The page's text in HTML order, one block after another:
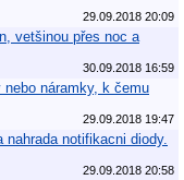
29.09.2018 20:09
vetšinou přes noc a
30.09.2018 16:59
náramky, k čemu
29.09.2018 19:47
notifikacni diody.
29.09.2018 20:58